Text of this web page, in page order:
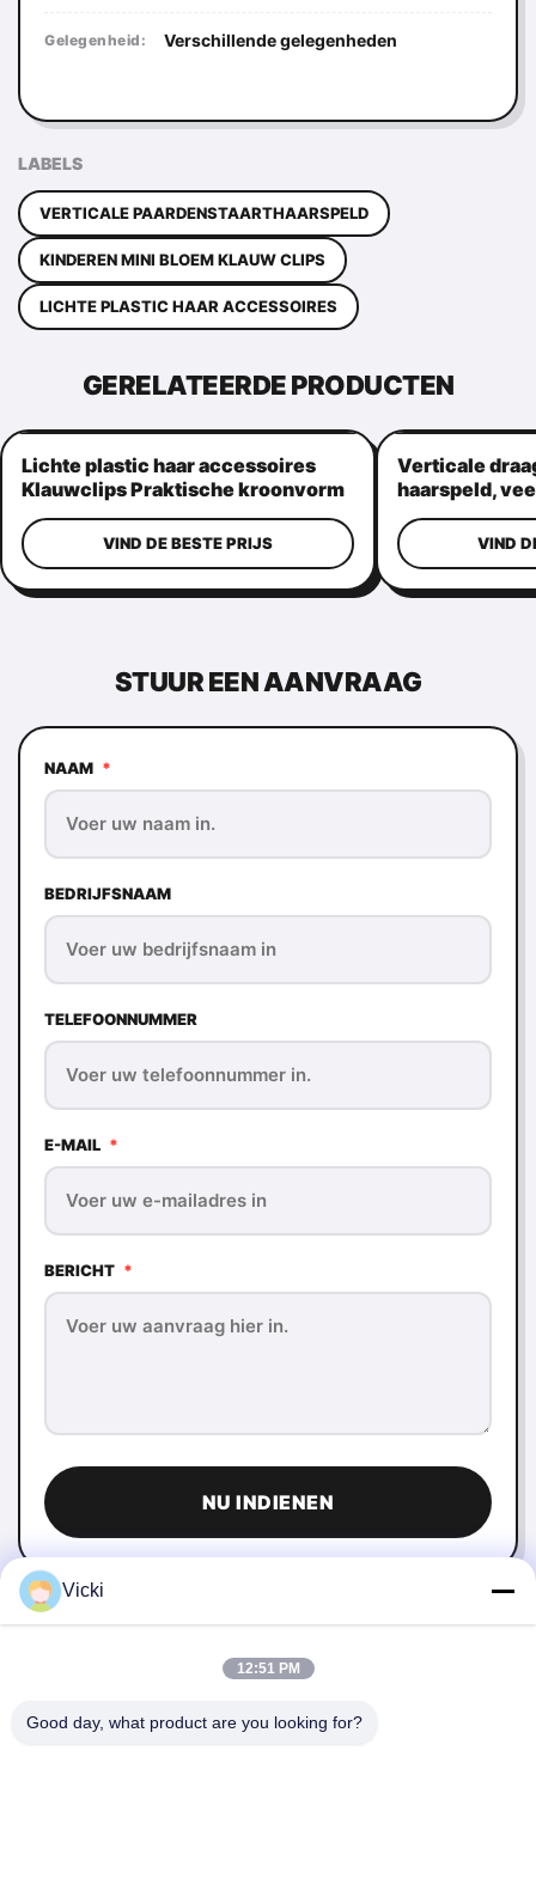
Gelegenheid: Verschillende gelegenheden
LABELS
VERTICALE PAARDENSTAARTHAARSPELD
KINDEREN MINI BLOEM KLAUW CLIPS
LICHTE PLASTIC HAAR ACCESSOIRES
GERELATEERDE PRODUCTEN
Lichte plastic haar accessoires
Klauwclips Praktische kroonvorm
VIND DE BESTE PRIJS
Verticale
haarspeld,
haargrepen
VIND
STUUR EEN AANVRAAG
NAAM *
BEDRIJFSNAAM
TELEFOONNUMMER
E-MAIL *
BERICHT *
NU INDIENEN
Vicki
12:51 PM
Good day, what product are you looking for?